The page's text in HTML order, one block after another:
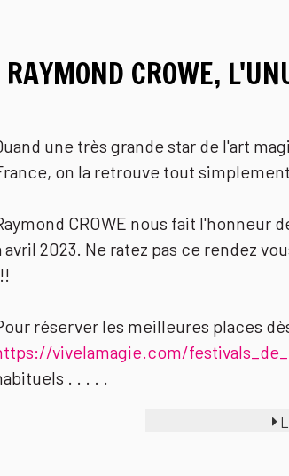
RAYMOND CROWE,
une très grande star de l'art
on la retrouve tout
CROWE nous fait l'honneur
avril 2023. Ne ratez pas ce rendez
réserver les meilleures places
vivelamagie.com/
. . . . .